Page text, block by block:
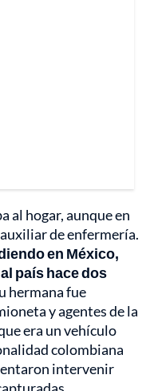
al hogar, aunque en
de enfermería.
en México,
país hace dos
hermana fue
y agentes de la
era un vehículo
colombiana
intervenir